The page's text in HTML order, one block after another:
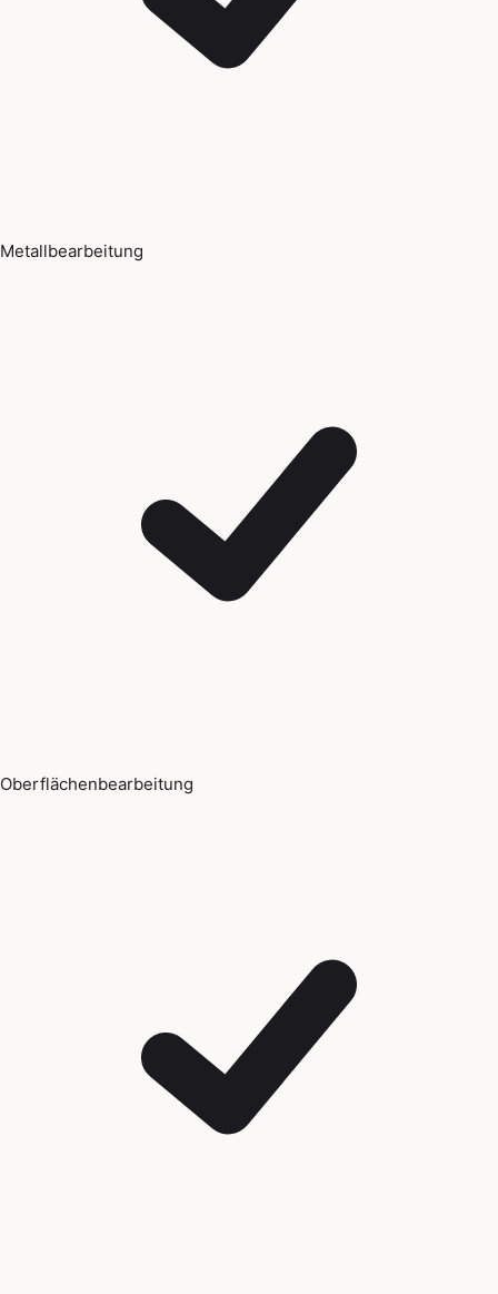
Metallbearbeitung
Oberflächenbearbeitung